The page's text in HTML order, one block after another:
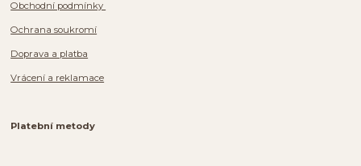
Obchodní podmínky
Ochrana soukromí
Doprava a platba
Vrácení a reklamace
Platební metody